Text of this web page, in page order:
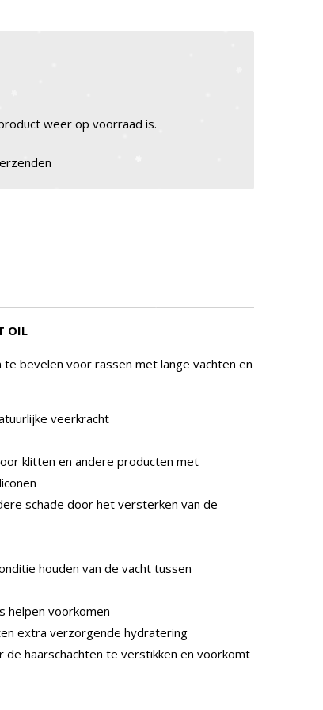
weer op voorraad is.
OIL
te bevelen voor rassen met lange vachten en
veerkracht
klitten en andere producten met
schade door het versterken van de
houden van de vacht tussen
helpen voorkomen
extra verzorgende hydratering
de haarschachten te verstikken en voorkomt